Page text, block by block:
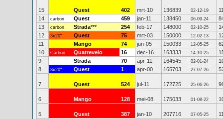
15 Quest 402 mrt-10 136839 02-12-19
14
carbon Quest 459 jan-11 138450 06-09-24
13
carbon Strada*** 254 feb-17 148000 02-10-25
12
3x20" Quest 75 mrt-03 150000 12-02-13
11
Mango 74 jun-05 150033 12-05-25
10
Carbon Quatrevelo 16 dec-16 163333 14-10-25
9
Strada 70 apr-11 164545 02-01-24
8
3x20" Quest 1 apr-00 165703 27-07-26
7 Quest 524 jul-11 172725 25-06-26
6 Mango 128 mei-08 175033 01-08-22
5 Quest 387 jan-10 207716 07-05-25